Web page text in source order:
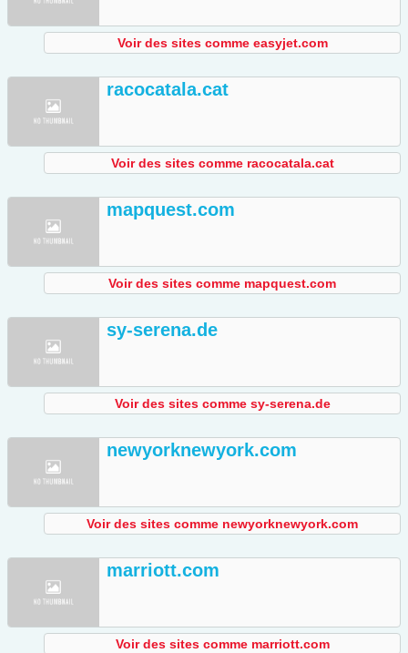
Voir des sites comme easyjet.com
racocatala.cat
Voir des sites comme racocatala.cat
mapquest.com
Voir des sites comme mapquest.com
sy-serena.de
Voir des sites comme sy-serena.de
newyorknewyork.com
Voir des sites comme newyorknewyork.com
marriott.com
Voir des sites comme marriott.com